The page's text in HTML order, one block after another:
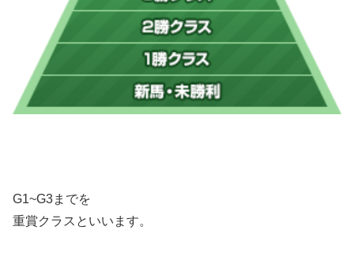
G1~G3までを
重賞クラスといいます。